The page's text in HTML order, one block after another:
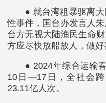
● 就台湾粗暴驱离
性事件，国台办发言人
台方无视大陆渔民生命
方应尽快放船放人，做好
● 2024年综合运输
10日—17日，全社会
23.11亿人次。